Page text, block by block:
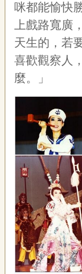
咪都能愉快
上戲路寬廣
天生的，若
喜歡觀察人
麼。」